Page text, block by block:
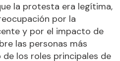
la protesta era legítima,
por la
y por el impacto de
las personas más
de los roles principales de